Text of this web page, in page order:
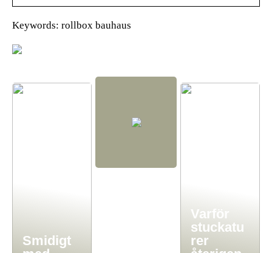
Keywords: rollbox bauhaus
Smidigt
Varför
stuckatu
rer